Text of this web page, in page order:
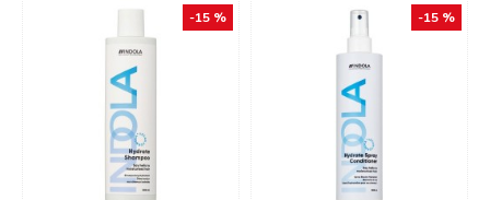
-15 % -15 %